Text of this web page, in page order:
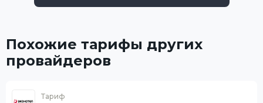
Похожие тарифы других
провайдеров
Тариф